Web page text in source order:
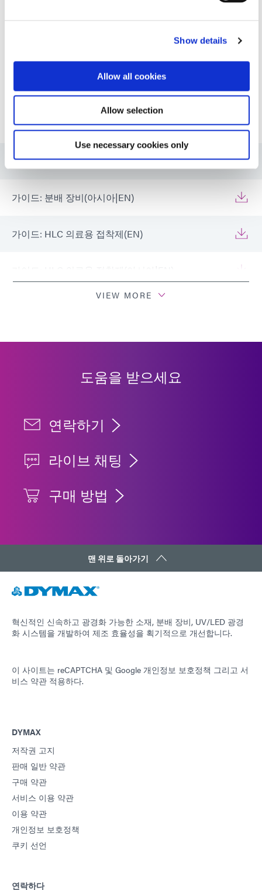
Show details
Allow all cookies
Allow selection
Use necessary cookies only
자원
가이드: 분배 장비(EN)
가이드: 분배 장비(아시아|EN)
가이드: HLC 의료용 접착제(EN)
가이드: HLC 의료용 접착제(아시아|EN)
VIEW MORE
도움을 받으세요
연락하기
라이브 채팅
구매 방법
맨 위로 돌아가기
혁신적인 신속하고 광경화 가능한 소재, 분배 장비, UV/LED 광경
화 시스템을 개발하여 제조 효율성을 획기적으로 개선합니다.
이 사이트는 reCAPTCHA 및 Google 개인정보 보호정책 그리고 서
비스 약관 적용하다.
DYMAX
저작권 고지
판매 일반 약관
구매 약관
서비스 이용 약관
이용 약관
개인정보 보호정책
쿠키 선언
연락하다